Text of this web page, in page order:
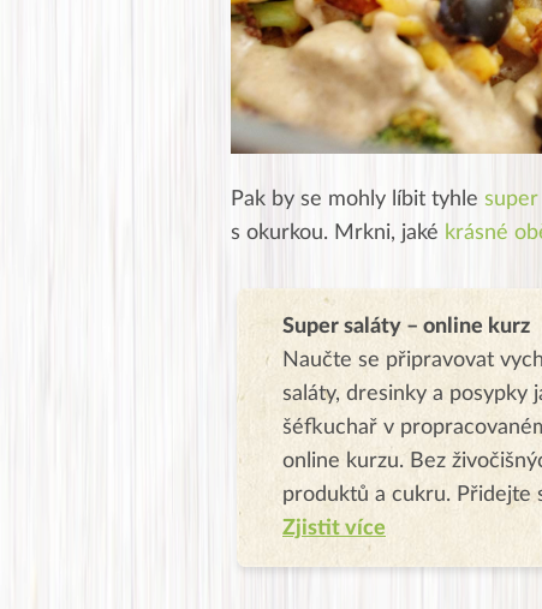
Pak by se mohly líbit tyhle super
s okurkou. Mrkni, jaké krásné
Super saláty – online kurz
Naučte se připravovat
saláty, dresinky a posypky
šéfkuchař v
online kurzu. Bez
produktů a cukru. Přidejte
Zjistit více